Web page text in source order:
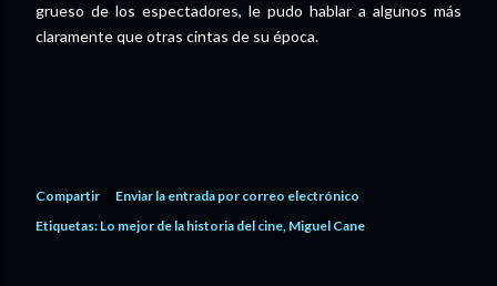
grueso de los espectadores, le pudo hablar a algunos más
claramente que otras cintas de su época.
Compartir
Enviar la entrada por correo electrónico
Etiquetas: Lo mejor de la historia del cine Miguel Cane